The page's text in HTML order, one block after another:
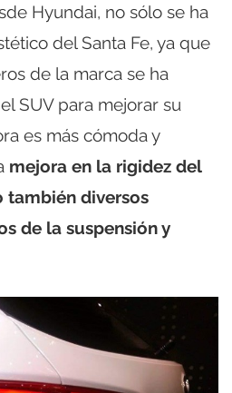
Hyundai, no sólo se ha
del Santa Fe, ya que
de la marca se ha
SUV para mejorar su
es más cómoda y
mejora en la rigidez del
también diversos
de la suspensión y